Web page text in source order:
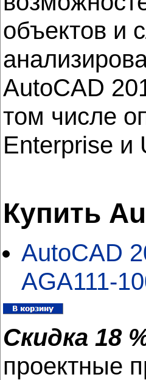
объектов и
AutoCAD
том числе
Enterprise и
Купить
AutoCAD
AGA111-
Скидка 18
проектные